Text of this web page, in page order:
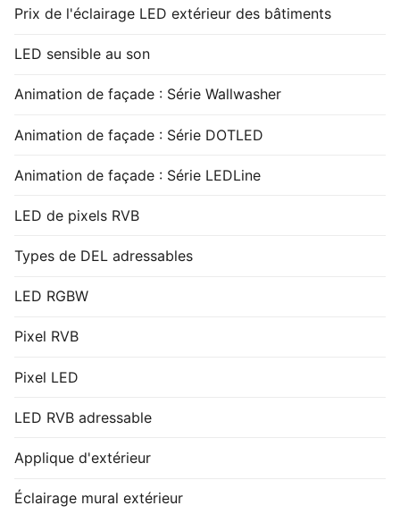
Prix de l'éclairage LED extérieur des bâtiments
LED sensible au son
Animation de façade : Série Wallwasher
Animation de façade : Série DOTLED
Animation de façade : Série LEDLine
LED de pixels RVB
Types de DEL adressables
LED RGBW
Pixel RVB
Pixel LED
LED RVB adressable
Applique d'extérieur
Éclairage mural extérieur